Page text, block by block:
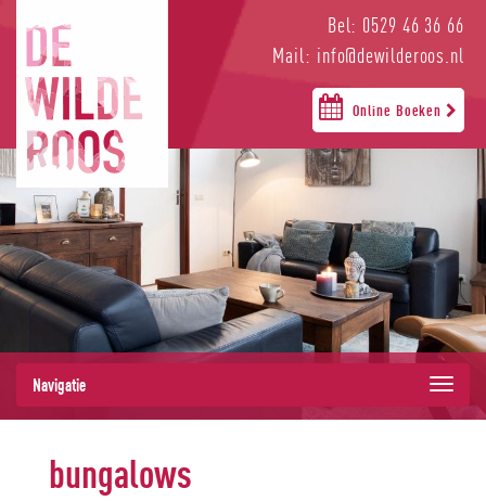
Bel: 0529 46 36 66
Mail: info@dewilderoos.nl
Online Boeken
Navigatie
bungalows